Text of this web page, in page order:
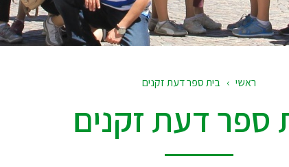
ראשי › בית ספר דעת זקנים
ספר דעת זקנים